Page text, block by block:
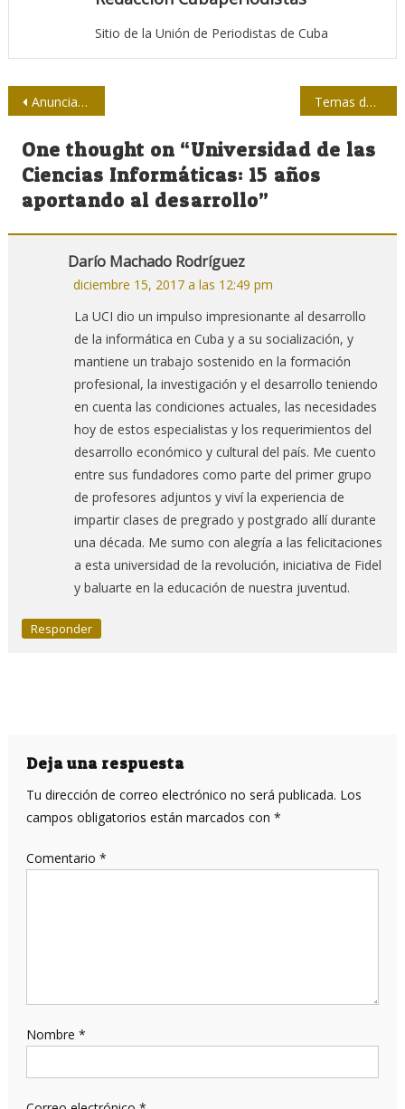
Sitio de la Unión de Periodistas de Cuba
Navegación
de
entradas
Anuncian en conferencia de prensa próxima agenda del Parlamento Temas de periodismo a debate en Matanzas
One thought on “Universidad de las
Ciencias Informáticas: 15 años
aportando al desarrollo”
Darío Machado Rodríguez
diciembre 15, 2017 a las 12:49 pm
La UCI dio un impulso impresionante al desarrollo
de la informática en Cuba y a su socialización, y
mantiene un trabajo sostenido en la formación
profesional, la investigación y el desarrollo teniendo
en cuenta las condiciones actuales, las necesidades
hoy de estos especialistas y los requerimientos del
desarrollo económico y cultural del país. Me cuento
entre sus fundadores como parte del primer grupo
de profesores adjuntos y viví la experiencia de
impartir clases de pregrado y postgrado allí durante
una década. Me sumo con alegría a las felicitaciones
a esta universidad de la revolución, iniciativa de Fidel
y baluarte en la educación de nuestra juventud.
Responder
Deja una respuesta
Tu dirección de correo electrónico no será publicada. Los
campos obligatorios están marcados con *
Comentario *
Nombre *